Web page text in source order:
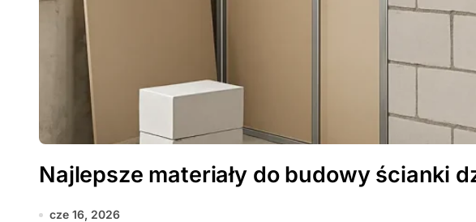
Najlepsze materiały do budowy ścianki
cze 16, 2026